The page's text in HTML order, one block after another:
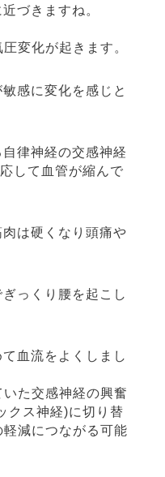
づきますね。
変化が起きます。
感に変化を感じと
律神経の交感神経
して血管が縮んで
は硬くなり頭痛や
っくり腰を起こし
血流をよくしまし
た交感神経の興奮
クス神経)に切り替
減につながる可能